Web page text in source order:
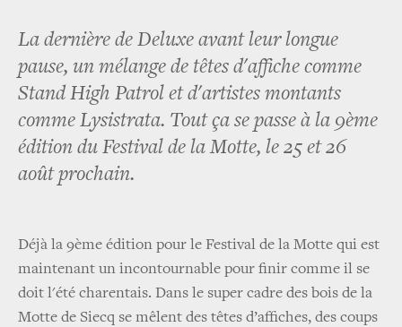
La dernière de Deluxe avant leur longue
pause, un mélange de têtes d'affiche comme
Stand High Patrol et d'artistes montants
comme Lysistrata. Tout ça se passe à la 9ème
édition du Festival de la Motte, le 25 et 26
août prochain.
Déjà la 9ème édition pour le Festival de la Motte qui est
maintenant un incontournable pour finir comme il se
doit l'été charentais. Dans le super cadre des bois de la
Motte de Siecq se mêlent des têtes d’affiches, des coups